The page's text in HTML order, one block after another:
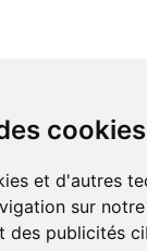
cookies
et d'autres
sur
des publicités